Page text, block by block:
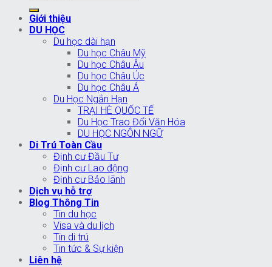
Giới thiệu
DU HỌC
Du học dài hạn
Du học Châu Mỹ
Du học Châu Âu
Du học Châu Úc
Du học Châu Á
Du Học Ngắn Hạn
TRẠI HÈ QUỐC TẾ
Du Học Trao Đổi Văn Hóa
DU HỌC NGÔN NGỮ
Di Trú Toàn Cầu
Định cư Đầu Tư
Định cư Lao động
Định cư Bảo lãnh
Dịch vụ hỗ trợ
Blog Thông Tin
Tin du học
Visa và du lịch
Tin di trú
Tin tức & Sự kiện
Liên hệ